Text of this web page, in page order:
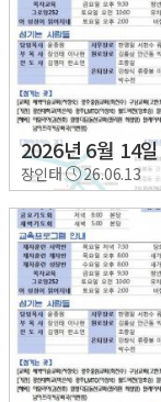
2026년 6월 14일
장인태 26.06.13